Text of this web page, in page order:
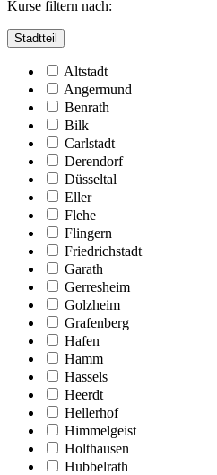
Kurse filtern nach:
Stadtteil
Altstadt
Angermund
Benrath
Bilk
Carlstadt
Derendorf
Düsseltal
Eller
Flehe
Flingern
Friedrichstadt
Garath
Gerresheim
Golzheim
Grafenberg
Hafen
Hamm
Hassels
Heerdt
Hellerhof
Himmelgeist
Holthausen
Hubbelrath